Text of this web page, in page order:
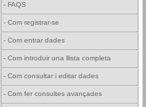
- FAQS
- Com registrar-se
- Com entrar dades
- Com introduir una llista completa
- Com consultar i editar dades
- Com fer consultes avançades